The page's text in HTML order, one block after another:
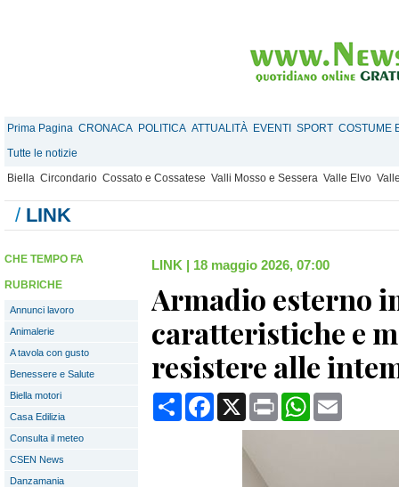
Prima Pagina CRONACA POLITICA ATTUALITÀ EVENTI SPORT COSTUME
Tutte le notizie
Biella Circondario Cossato e Cossatese Valli Mosso e Sessera Valle Elvo
/ LINK
CHE TEMPO FA
RUBRICHE
Annunci lavoro
Animalerie
A tavola con gusto
Benessere e Salute
Biella motori
Casa Edilizia
Consulta il meteo
CSEN News
Danzamania
LINK | 18 maggio 2026, 07:00
Armadio esterno
caratteristiche e
resistere alle
CondividiFacebook
X Print WhatsApp